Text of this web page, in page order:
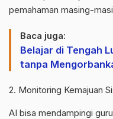
pemahaman masing-
Baca juga:
Belajar di Tengah
tanpa
2. Monitoring Kemajuan
AI bisa mendampingi